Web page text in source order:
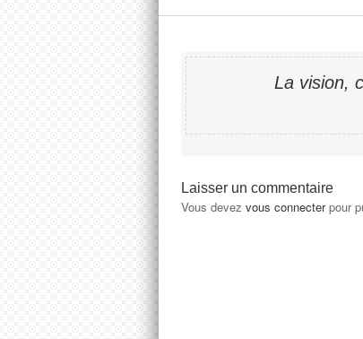
La vision,
Laisser un commentaire
Vous devez vous connecterpour